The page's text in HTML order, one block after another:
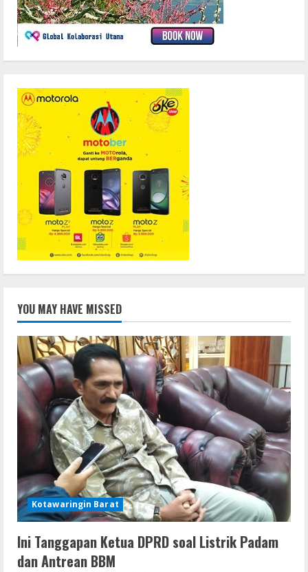
YOU MAY HAVE MISSED
Kotawaringin Barat
Ini Tanggapan Ketua DPRD soal Listrik Padam
dan Antrean BBM